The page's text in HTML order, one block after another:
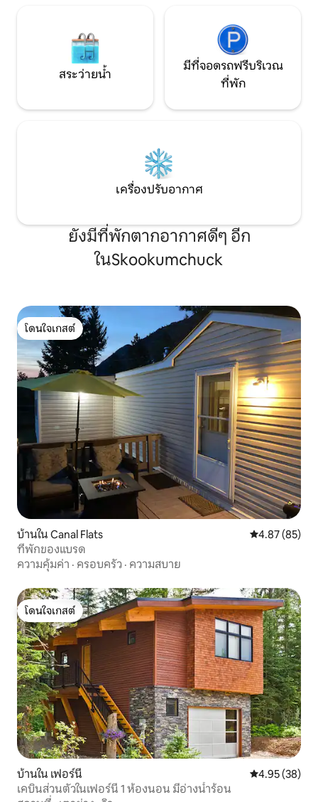
สระว่ายน้ำ
มีที่จอดรถฟรีบริเวณ
ที่พัก
เครื่องปรับอากาศ
ยังมีที่พักตากอากาศดีๆ อีก
ในSkookumchuck
โดนใจเกสต์
โดนใจเกสต์
บ้านใน Canal Flats คะแนนเฉลี่ย
4.87 (85)
ที่พักของแบรด
ความคุ้มค่า · ครอบครัว · ความสบาย
โดนใจเกสต์
โดนใจเกสต์
บ้านใน เฟอร์นี คะแนนเฉลี่ย
4.95 (38)
เคบินส่วนตัวในเฟอร์นี 1 ห้องนอน มีอ่างน้ำร้อน